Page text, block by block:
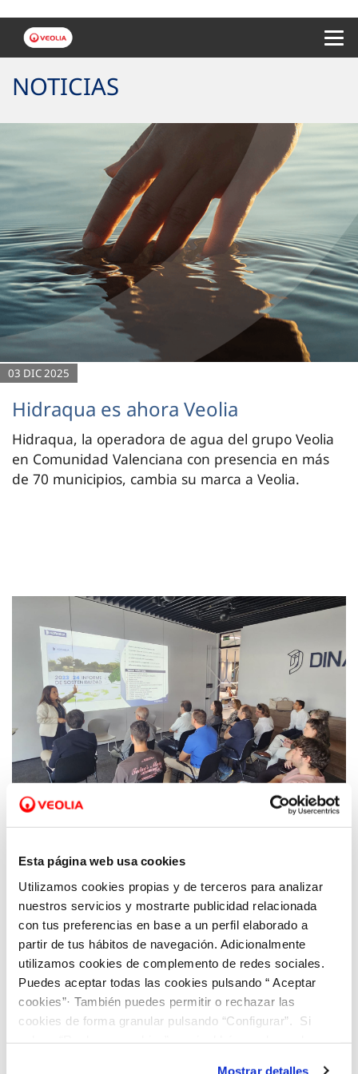
Esta página web usa cookies
Utilizamos cookies propias y de terceros para analizar
nuestros servicios y mostrarte publicidad relacionada
con tus preferencias en base a un perfil elaborado a
partir de tus hábitos de navegación. Adicionalmente
utilizamos cookies de complemento de redes sociales.
Puedes aceptar todas las cookies pulsando “ Aceptar
cookies”· También puedes permitir o rechazar las
cookies de forma granular pulsando “Configurar”. Si
Mostrar detalles
NOTICIAS
03 DIC 2025
Hidraqua es ahora Veolia
Hidraqua, la operadora de agua del grupo Veolia
en Comunidad Valenciana con presencia en más
de 70 municipios, cambia su marca a Veolia.
29 OCT 2025
Sostenibilidad en el que refleja su
compromiso con el medio ambiente y las
personas